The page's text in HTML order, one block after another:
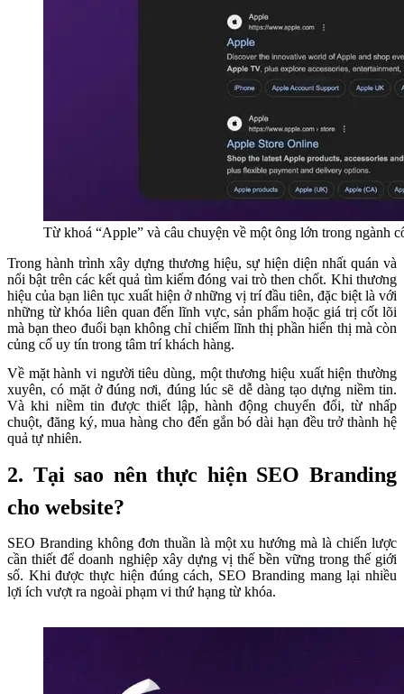
Từ khoá “Apple” và câu chuyện về một ông lớn trong ngành
Trong hành trình xây dựng thương hiệu, sự hiện diện nhất quán và
nổi bật trên các kết quả tìm kiếm đóng vai trò then chốt. Khi thương
hiệu của bạn liên tục xuất hiện ở những vị trí đầu tiên, đặc biệt là với
những từ khóa liên quan đến lĩnh vực, sản phẩm hoặc giá trị cốt lõi
mà bạn theo đuổi bạn không chỉ chiếm lĩnh thị phần hiển thị mà còn
củng cố uy tín trong tâm trí khách hàng.
Về mặt hành vi người tiêu dùng, một thương hiệu xuất hiện thường
xuyên, có mặt ở đúng nơi, đúng lúc sẽ dễ dàng tạo dựng niềm tin.
Và khi niềm tin được thiết lập, hành động chuyển đổi, từ nhấp
chuột, đăng ký, mua hàng cho đến gắn bó dài hạn đều trở thành hệ
quả tự nhiên.
2. Tại sao nên thực hiện SEO Branding
cho website?
SEO Branding không đơn thuần là một xu hướng mà là chiến lược
cần thiết để doanh nghiệp xây dựng vị thế bền vững trong thế giới
số. Khi được thực hiện đúng cách, SEO Branding mang lại nhiều
lợi ích vượt ra ngoài phạm vi thứ hạng từ khóa.